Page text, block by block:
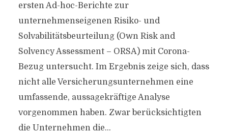
ersten Ad-hoc-Berichte zur
unternehmenseigenen Risiko- und
Solvabilitätsbeurteilung (Own Risk and
Solvency Assessment – ORSA) mit Corona-
Bezug untersucht. Im Ergebnis zeige sich, dass
nicht alle Versicherungsunternehmen eine
umfassende, aussagekräftige Analyse
vorgenommen haben. Zwar berücksichtigten
die Unternehmen die...